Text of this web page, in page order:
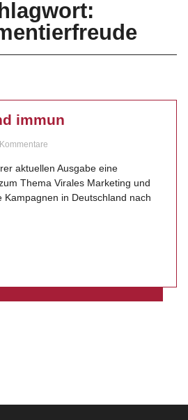
immun
aktuellen Ausgabe eine
Thema Virales Marketing und
Kampagnen in Deutschland nach